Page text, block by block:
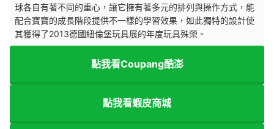
球各自有著不同的重心，讓它擁有著多元的排列與操作方式，能
配合寶寶的成長階段提供不一樣的學習效果，如此獨特的設計使
其獲得了2013德國紐倫堡玩具展的年度玩具殊榮。
點我看Coupang酷澎
點我看蝦皮商城